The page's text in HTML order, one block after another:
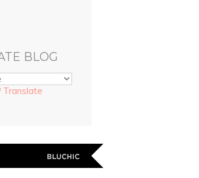
BLOG
Translate